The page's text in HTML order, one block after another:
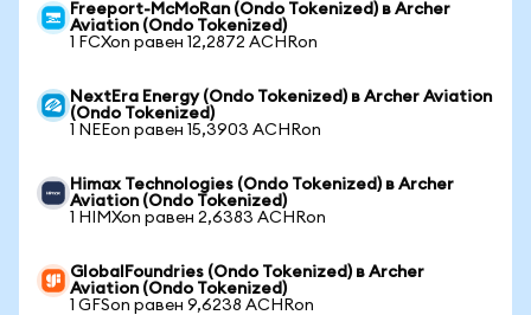
Freeport-McMoRan (Ondo Tokenized) в Archer
Aviation (Ondo Tokenized)
1 FCXon равен 12,2872 ACHRon
NextEra Energy (Ondo Tokenized) в Archer Aviation
(Ondo Tokenized)
1 NEEon равен 15,3903 ACHRon
Himax Technologies (Ondo Tokenized) в Archer
Aviation (Ondo Tokenized)
1 HIMXon равен 2,6383 ACHRon
GlobalFoundries (Ondo Tokenized) в Archer
Aviation (Ondo Tokenized)
1 GFSon равен 9,6238 ACHRon